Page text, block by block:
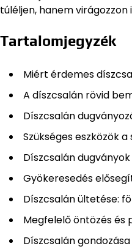
túléljen, hanem virágozzon
Tartalomjegyzék
Miért érdemes
A díszcsalán rövid
Díszcsalán
Szükséges eszközök
Díszcsalán
Gyökeresedés
Díszcsalán ültetése:
Megfelelő öntözés
Díszcsalán